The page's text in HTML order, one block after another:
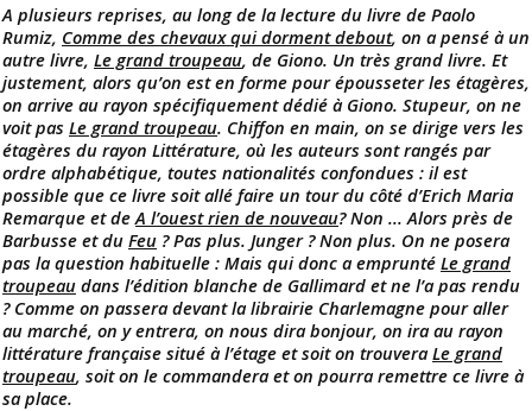
A plusieurs reprises, au long de la lecture du livre de Paolo
Rumiz, Comme des chevaux qui dorment debout, on a pensé à un
autre livre, Le grand troupeau, de Giono. Un très grand livre. Et
justement, alors qu’on est en forme pour épousseter les étagères,
on arrive au rayon spécifiquement dédié à Giono. Stupeur, on ne
voit pas Le grand troupeau. Chiffon en main, on se dirige vers les
étagères du rayon Littérature, où les auteurs sont rangés par
ordre alphabétique, toutes nationalités confondues : il est
possible que ce livre soit allé faire un tour du côté d’Erich Maria
Remarque et de A l’ouest rien de nouveau? Non ... Alors près de
Barbusse et du Feu ? Pas plus. Junger ? Non plus. On ne posera
pas la question habituelle : Mais qui donc a emprunté Le grand
troupeau dans l’édition blanche de Gallimard et ne l’a pas rendu
? Comme on passera devant la librairie Charlemagne pour aller
au marché, on y entrera, on nous dira bonjour, on ira au rayon
littérature française situé à l’étage et soit on trouvera Le grand
troupeau, soit on le commandera et on pourra remettre ce livre à
sa place.